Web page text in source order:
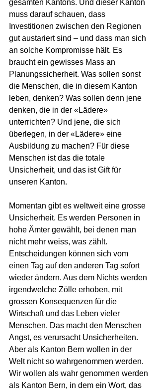
gesamten Kantons. Und dieser Kanton
muss darauf schauen, dass
Investitionen zwischen den Regionen
gut austariert sind – und dass man sich
an solche Kompromisse hält. Es
braucht ein gewisses Mass an
Planungssicherheit. Was sollen sonst
die Menschen, die in diesem Kanton
leben, denken? Was sollen denn jene
denken, die in der «Lädere»
unterrichten? Und jene, die sich
überlegen, in der «Lädere» eine
Ausbildung zu machen? Für diese
Menschen ist das die totale
Unsicherheit, und das ist Gift für
unseren Kanton.
Momentan gibt es weltweit eine grosse
Unsicherheit. Es werden Personen in
hohe Ämter gewählt, bei denen man
nicht mehr weiss, was zählt.
Entscheidungen können sich vom
einen Tag auf den anderen Tag sofort
wieder ändern. Aus dem Nichts werden
irgendwelche Zölle erhoben, mit
grossen Konsequenzen für die
Wirtschaft und das Leben vieler
Menschen. Das macht den Menschen
Angst, es verursacht Unsicherheiten.
Aber als Kanton Bern wollen in der
Welt nicht so wahrgenommen werden.
Wir wollen als wahr genommen werden
als Kanton Bern, in dem ein Wort, das